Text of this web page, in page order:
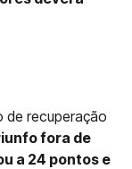
de recuperação
fora de
a 24 pontos e